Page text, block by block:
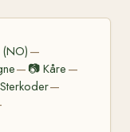
—
— 📷 Kåre —
Sterkoder—